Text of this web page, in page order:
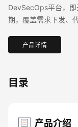
DevSecOps平台，
期，覆盖需求下发、
支持。产品详情
目录
产品介绍